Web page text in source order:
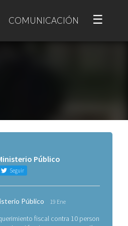
COMUNICACIÓN ☰
Público
Seguir
Público 19 Ene
fiscal contra 10 personas